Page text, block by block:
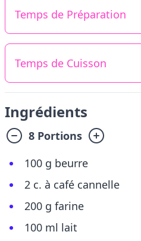
Temps de Préparation
Temps de Cuisson
Ingrédients
8 Portions
100 g beurre
2 c. à café cannelle
200 g farine
100 ml lait